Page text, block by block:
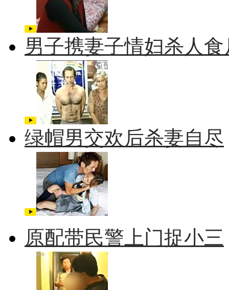
男子携妻子情妇杀人食
绿帽男交欢后杀妻自尽
原配带民警上门捉小三